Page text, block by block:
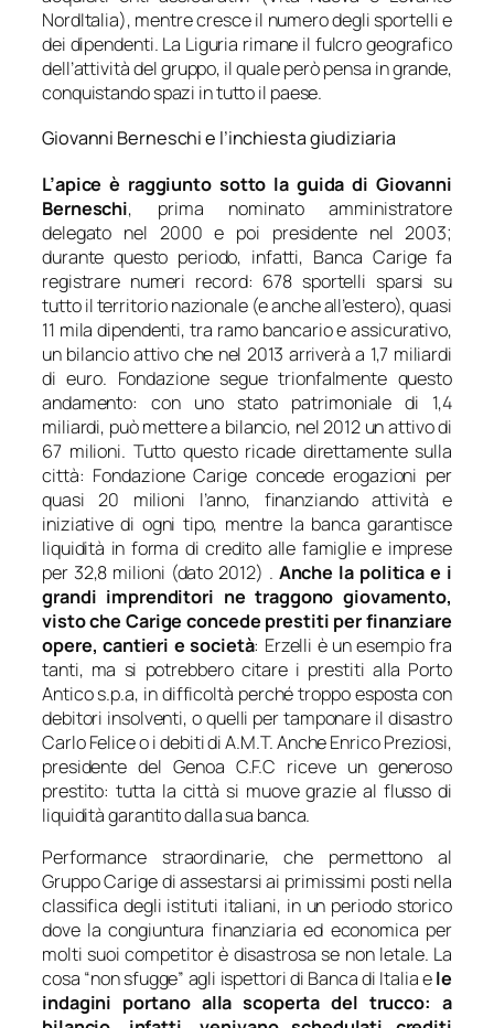
NordItalia), mentre cresce il numero degli sportelli e
dei dipendenti. La Liguria rimane il fulcro geografico
dell’attività del gruppo, il quale però pensa in grande,
conquistando spazi in tutto il paese.
Giovanni Berneschi e l’inchiesta giudiziaria
L’apice è raggiunto sotto la guida di Giovanni
Berneschi, prima nominato amministratore
delegato nel 2000 e poi presidente nel 2003;
durante questo periodo, infatti, Banca Carige fa
registrare numeri record: 678 sportelli sparsi su
tutto il territorio nazionale (e anche all’estero), quasi
11 mila dipendenti, tra ramo bancario e assicurativo,
un bilancio attivo che nel 2013 arriverà a 1,7 miliardi
di euro. Fondazione segue trionfalmente questo
andamento: con uno stato patrimoniale di 1,4
miliardi, può mettere a bilancio, nel 2012 un attivo di
67 milioni. Tutto questo ricade direttamente sulla
città: Fondazione Carige concede erogazioni per
quasi 20 milioni l’anno, finanziando attività e
iniziative di ogni tipo, mentre la banca garantisce
liquidità in forma di credito alle famiglie e imprese
per 32,8 milioni (dato 2012) . Anche la politica e i
grandi imprenditori ne traggono giovamento,
visto che Carige concede prestiti per finanziare
opere, cantieri e società: Erzelli è un esempio fra
tanti, ma si potrebbero citare i prestiti alla Porto
Antico s.p.a, in difficoltà perché troppo esposta con
debitori insolventi, o quelli per tamponare il disastro
Carlo Felice o i debiti di A.M.T. Anche Enrico Preziosi,
presidente del Genoa C.F.C riceve un generoso
prestito: tutta la città si muove grazie al flusso di
liquidità garantito dalla sua banca.
Performance straordinarie, che permettono al
Gruppo Carige di assestarsi ai primissimi posti nella
classifica degli istituti italiani, in un periodo storico
dove la congiuntura finanziaria ed economica per
molti suoi competitor è disastrosa se non letale. La
cosa “non sfugge” agli ispettori di Banca di Italia ele
indagini portano alla scoperta del trucco: a